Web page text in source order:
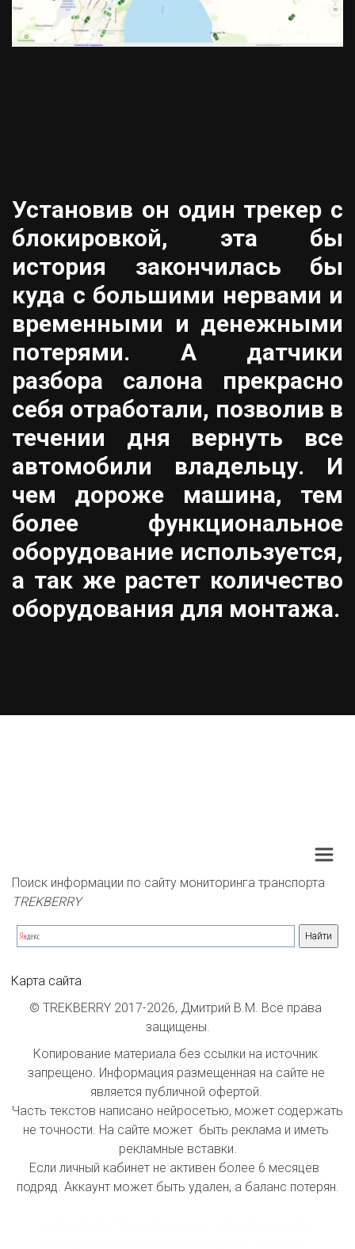
Установив он один трекер с
блокировкой, эта бы
история закончилась бы
куда с большими нервами и
временными и денежными
потерями. А датчики
разбора салона прекрасно
себя отработали, позволив в
течении дня вернуть все
автомобили владельцу. И
чем дороже машина, тем
более функциональное
оборудование используется,
а так же растет количество
оборудования для монтажа.
Поиск информации по сайту мониторинга транспорта
TREKBERRY
Карта сайта
© TREKBERRY 2017-2026, Дмитрий В.М. Все права
защищены.
Копирование материала без ссылки на источник
запрещено. Информация размещенная на сайте не
является публичной офертой.
Часть текстов написано нейросетью, может содержать
не точности. На сайте может  быть реклама и иметь
рекламные вставки.
Если личный кабинет не активен более 6 месяцев
подряд. Аккаунт может быть удален, а баланс потерян.